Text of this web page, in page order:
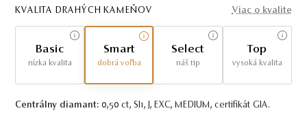
KVALITA DRAHÝCH KAMEŇOV Viac o kvalite
Basic
nízka kvalita
Smart
dobrá voľba
Select
náš tip
Top
vysoká kvalita
Centrálny diamant: 0,50 ct, SI1, J, EXC, MEDIUM, certifikát GIA.